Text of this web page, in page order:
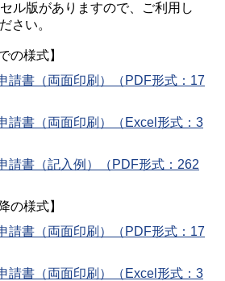
ル版がありますので、ご利用し
さい。
の様式】
請書（両面印刷）（PDF形式：17
請書（両面印刷）（Excel形式：3
請書（記入例）（PDF形式：262
の様式】
請書（両面印刷）（PDF形式：17
請書（両面印刷）（Excel形式：3